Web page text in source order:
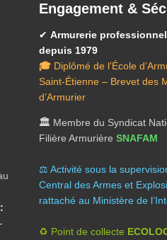
Engagement &
✔ Armurerie
depuis 1979
🎓 Diplômé de l’École
Saint-Étienne – Brevet des
d’Armurier
🏛️ Membre du Syndicat
Filière Armurière SNAFAM
⚖️ Activité sous la
Central des Armes et
rattaché au Ministère de
♻️ Point de collecte